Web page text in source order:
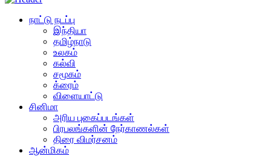
நாட்டு நடப்பு
இந்தியா
தமிழ்நாடு
உலகம்
கல்வி
சமூகம்
க்ரைம்
விளையாட்டு
சினிமா
அரிய புகைப்படங்கள்
பிரபலங்களின் நேர்காணல்கள்
திரை விமர்சனம்
ஆன்மிகம்